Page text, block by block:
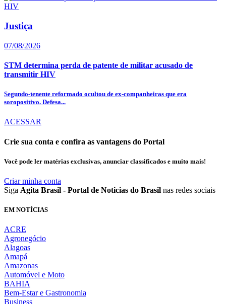
Justiça
07/08/2026
STM determina perda de patente de militar acusado de
transmitir HIV
Segundo-tenente reformado ocultou de ex-companheiras que era
soropositivo. Defesa...
ACESSAR
Crie sua conta e confira as vantagens do Portal
Você pode ler matérias exclusivas, anunciar classificados e muito mais!
Criar minha conta
Siga Agita Brasil - Portal de Noticias do Brasil nas redes sociais
EM NOTÍCIAS
ACRE
Agronegócio
Alagoas
Amapá
Amazonas
Automóvel e Moto
BAHIA
Bem-Estar e Gastronomia
Business